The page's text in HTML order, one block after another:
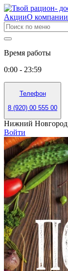
АкцииО компании
Время работы
0:00 - 23:59
Телефон
8 (920) 00 555 00
Нижний Новгород
Войти